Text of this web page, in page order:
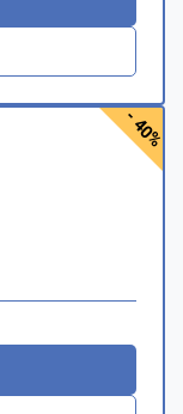
- 40%